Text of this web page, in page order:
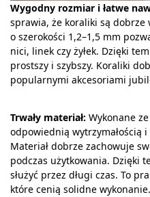
Wygodny rozmiar i łatwe
sprawia, że koraliki są dobrze
o szerokości 1,2–1,5 mm
nici, linek czy żyłek. Dzięki
prostszy i szybszy. Koraliki
popularnymi akcesoriami
Trwały materiał: Wykonane
odpowiednią wytrzymałością
Materiał dobrze zachowuje
podczas użytkowania. Dzięki
służyć przez długi czas. To
które cenią solidne wykonanie.